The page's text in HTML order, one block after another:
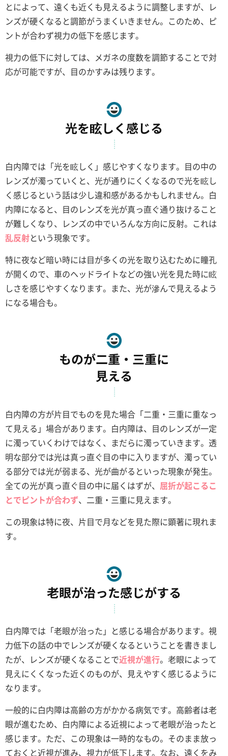
とによって、遠くも近くも見えるように調整しますが、レ
ンズが硬くなると調節がうまくいきません。このため、ピ
ントが合わず視力の低下を感じます。
視力の低下に対しては、メガネの度数を調節することで対
応が可能ですが、目のかすみは残ります。
光を眩しく感じる
白内障では「光を眩しく」感じやすくなります。目の中の
レンズが濁っていくと、光が通りにくくなるので光を眩し
く感じるという話は少し違和感があるかもしれません。白
内障になると、目のレンズを光が真っ直ぐ通り抜けること
が難しくなり、レンズの中でいろんな方向に反射。これは
乱反射という現象です。
特に夜など暗い時には目が多くの光を取り込むために瞳孔
が開くので、車のヘッドライトなどの強い光を見た時に眩
しさを感じやすくなります。また、光が滲んで見えるよう
になる場合も。
ものが二重・三重に
見える
白内障の方が片目でものを見た場合「二重・三重に重なっ
て見える」場合があります。白内障は、目のレンズが一定
に濁っていくわけではなく、まだらに濁っていきます。透
明な部分では光は真っ直ぐ目の中に入りますが、濁ってい
る部分では光が弱まる、光が曲がるといった現象が発生。
全ての光が真っ直ぐ目の中に届くはずが、 屈折が起こるこ
とでピントが合わず、二重・三重に見えます。
この現象は特に夜、片目で月などを見た際に顕著に現れま
す。
老眼が治った感じがする
白内障では「老眼が治った」と感じる場合があります。視
力低下の話の中でレンズが硬くなるということを書きまし
たが、レンズが硬くなることで近視が進行。老眼によって
見えにくくなった近くのものが、見えやすく感じるように
なります。
一般的に白内障は高齢の方がかかる病気です。高齢者は老
眼が進むため、白内障による近視によって老眼が治ったと
感じます。ただ、この現象は一時的なもの。そのまま放っ
ておくと近視が進み、視力が低下します。なお、遠くをみ